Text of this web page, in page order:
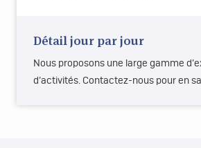
Détail jour par jour
Nous proposons une large gamme
d’activités. Contactez-nous pour en